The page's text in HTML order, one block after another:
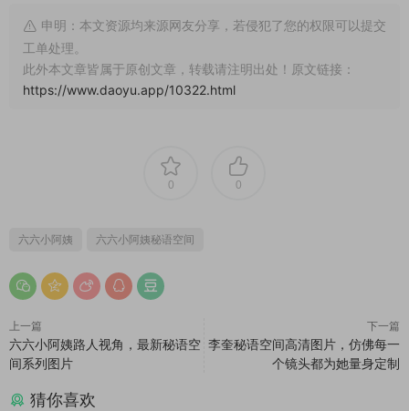
申明：本文资源均来源网友分享，若侵犯了您的权限可以提交
工单处理。
此外本文章皆属于原创文章，转载请注明出处！原文链接：
https://www.daoyu.app/10322.html
0 0
六六小阿姨 六六小阿姨秘语空间
上一篇
六六小阿姨路人视角，最新秘语空
间系列图片
下一篇
李奎秘语空间高清图片，仿佛每一
个镜头都为她量身定制
猜你喜欢